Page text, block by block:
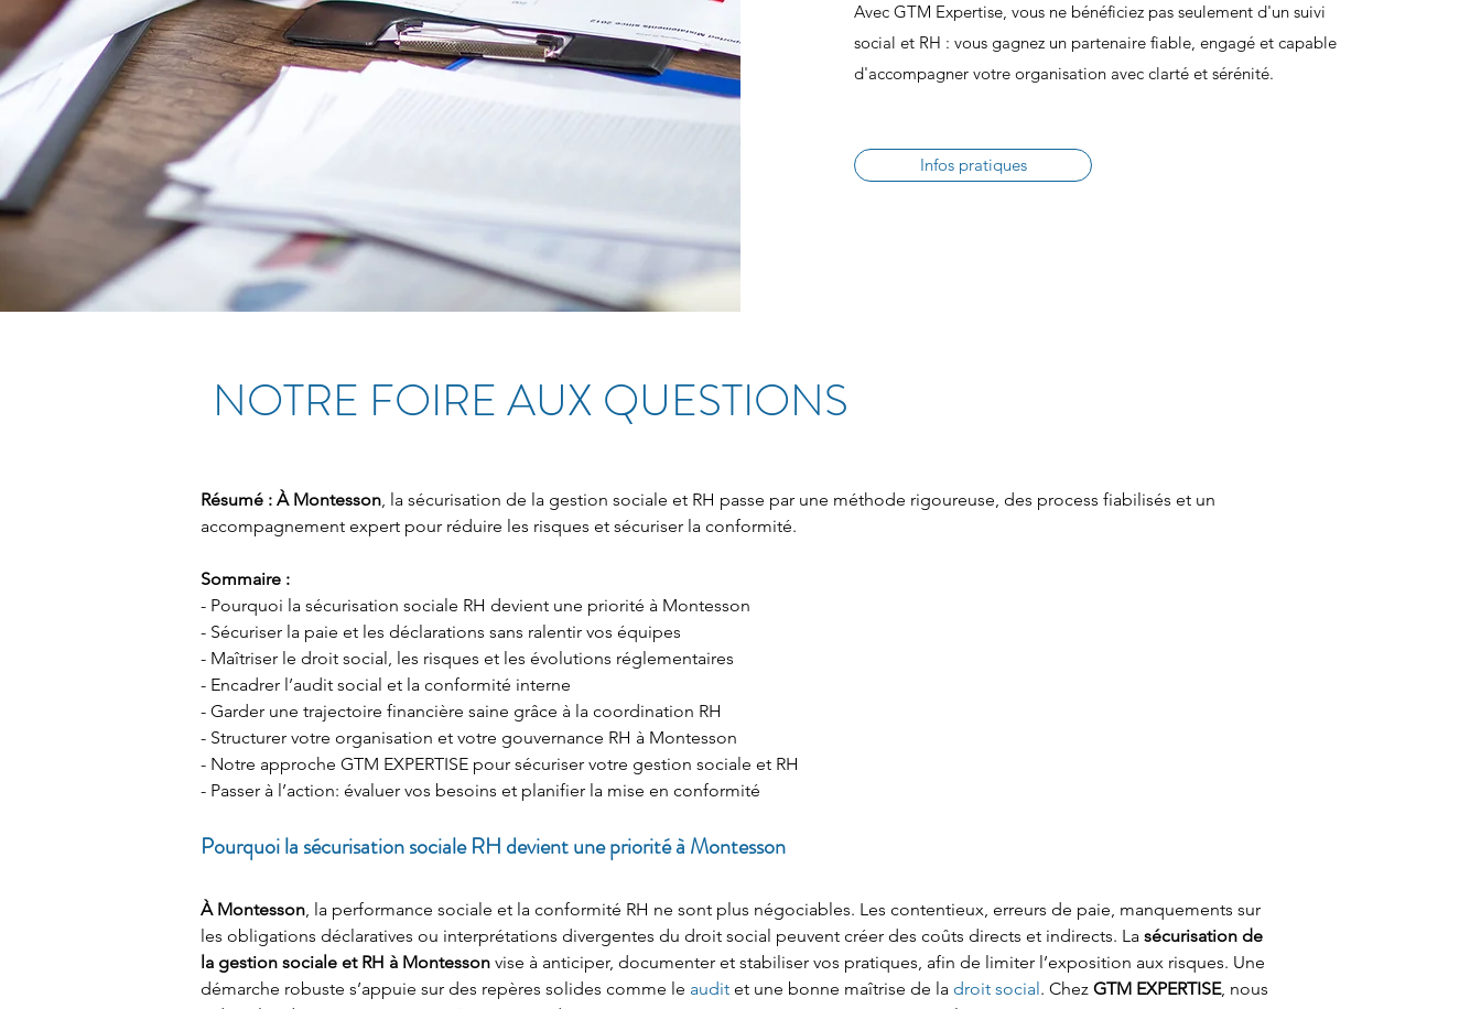
Avec GTM Expertise, vous ne bénéficiez pas seulement d'un suivi
social et RH : vous gagnez un partenaire fiable, engagé et capable
d'accompagner votre organisation avec clarté et sérénité.
Infos pratiques
NOTRE FOIRE AUX QUESTIONS
Résumé : À Montesson, la sécurisation de la gestion sociale et RH passe par une méthode rigoureuse, des process fiabilisés et un
accompagnement expert pour réduire les risques et sécuriser la conformité.
Sommaire :
- Pourquoi la sécurisation sociale RH devient une priorité à Montesson
- Sécuriser la paie et les déclarations sans ralentir vos équipes
- Maîtriser le droit social, les risques et les évolutions réglementaires
- Encadrer l’audit social et la conformité interne
- Garder une trajectoire financière saine grâce à la coordination RH
- Structurer votre organisation et votre gouvernance RH à Montesson
- Notre approche GTM EXPERTISE pour sécuriser votre gestion sociale et RH
- Passer à l’action: évaluer vos besoins et planifier la mise en conformité
Pourquoi la sécurisation sociale RH devient une priorité à Montesson
À Montesson, la performance sociale et la conformité RH ne sont plus négociables. Les contentieux, erreurs de paie, manquements sur
les obligations déclaratives ou interprétations divergentes du droit social peuvent créer des coûts directs et indirects. La sécurisation de
la gestion sociale et RH à Montesson vise à anticiper, documenter et stabiliser vos pratiques, afin de limiter l’exposition aux risques. Une
démarche robuste s’appuie sur des repères solides comme le audit et une bonne maîtrise de la droit social. Chez GTM EXPERTISE, nous